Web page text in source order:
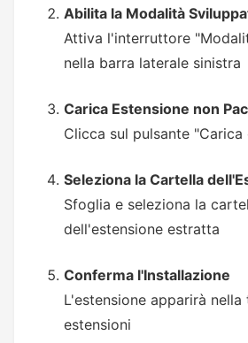
Abilita la Modalità
Attiva l'interruttore
nella barra laterale sinistra
Carica Estensione non
Clicca sul pulsante
Seleziona la Cartella
Sfoglia e seleziona la
dell'estensione estratta
Conferma l'Installazione
L'estensione apparirà
estensioni